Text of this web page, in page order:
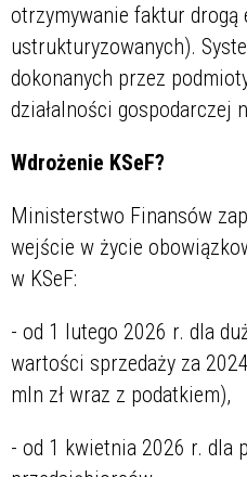
otrzymywanie faktur
ustrukturyzowanych).
dokonanych przez
działalności gospodarczej
Wdrożenie KSeF?
Ministerstwo Finansów
wejście w życie
w KSeF:
- od 1 lutego 2026 r. dla
wartości sprzedaży za
mln zł wraz z podatkiem),
- od 1 kwietnia 2026 r. dla